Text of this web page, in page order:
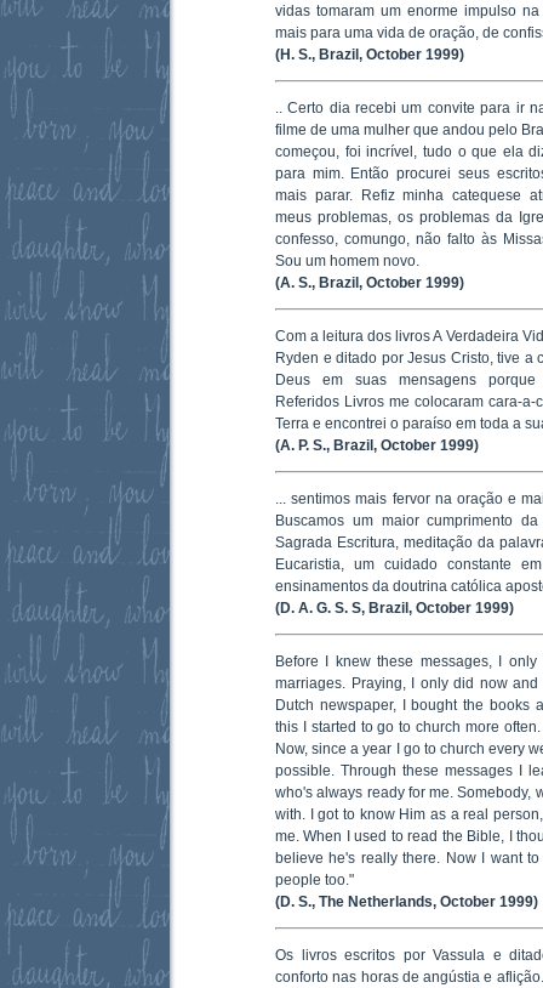
vidas tomaram um enorme impulso
mais para uma vida de oração, de
(H. S., Brazil, October 1999)
.. Certo dia recebi um convite para ir
filme de uma mulher que andou pelo
começou, foi incrível, tudo o que ela
para mim. Então procurei seus
mais parar. Refiz minha catequese
meus problemas, os problemas da
confesso, comungo, não falto às
Sou um homem novo.
(A. S., Brazil, October 1999)
Com a leitura dos livros A Verdadeira
Ryden e ditado por Jesus Cristo, tive a
Deus em suas mensagens
Referidos Livros me colocaram cara-
Terra e encontrei o paraíso em toda a
(A. P. S., Brazil, October 1999)
... sentimos mais fervor na oração e
Buscamos um maior cumprimento
Sagrada Escritura, meditação da
Eucaristia, um cuidado constante
ensinamentos da doutrina católica
(D. A. G. S. S, Brazil, October 1999)
Before I knew these messages, I
marriages. Praying, I only did now
Dutch newspaper, I bought the books
this I started to go to church more
Now, since a year I go to church every
possible. Through these messages I
who's always ready for me. Somebody,
with. I got to know Him as a real
me. When I used to read the Bible, I
believe he's really there. Now I want
people too."
(D. S., The Netherlands, October 1999)
Os livros escritos por Vassula e
conforto nas horas de angústia e